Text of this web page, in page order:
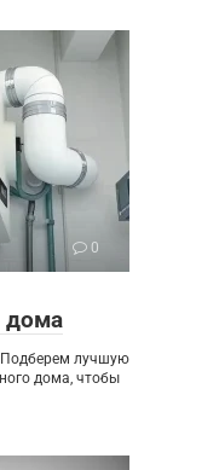
0
дома
Подберем лучшую
дома, чтобы